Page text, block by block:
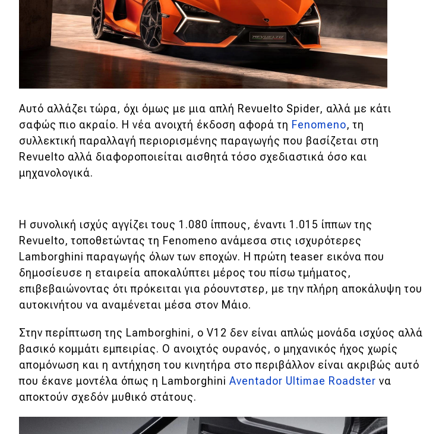
Eco
Τεχνολογία
Mobility
Σταθμοί φόρτισης
Classic
Παρουσιάσεις
DRIVE Away
MOTO
Μεταχειρισμένο
Οδηγός αγοράς
Συμβουλές
Χρηστικά
Αυτό αλλάζει τώρα, όχι όμως με μια απλή Revuelto Spider, αλλά με κάτι
σαφώς πιο ακραίο. Η νέα ανοιχτή έκδοση αφορά τη Fenomeno, τη
συλλεκτική παραλλαγή περιορισμένης παραγωγής που βασίζεται στη
Revuelto αλλά διαφοροποιείται αισθητά τόσο σχεδιαστικά όσο και
μηχανολογικά.
Η συνολική ισχύς αγγίζει τους 1.080 ίππους, έναντι 1.015 ίππων της
Revuelto, τοποθετώντας τη Fenomeno ανάμεσα στις ισχυρότερες
Lamborghini παραγωγής όλων των εποχών. Η πρώτη teaser εικόνα που
δημοσίευσε η εταιρεία αποκαλύπτει μέρος του πίσω τμήματος,
επιβεβαιώνοντας ότι πρόκειται για ρόουντστερ, με την πλήρη αποκάλυψη του
αυτοκινήτου να αναμένεται μέσα στον Μάιο.
Στην περίπτωση της Lamborghini, ο V12 δεν είναι απλώς μονάδα ισχύος αλλά
βασικό κομμάτι εμπειρίας. Ο ανοιχτός ουρανός, ο μηχανικός ήχος χωρίς
απομόνωση και η αντήχηση του κινητήρα στο περιβάλλον είναι ακριβώς αυτό
που έκανε μοντέλα όπως η Lamborghini Aventador Ultimae Roadster να
αποκτούν σχεδόν μυθικό στάτους.